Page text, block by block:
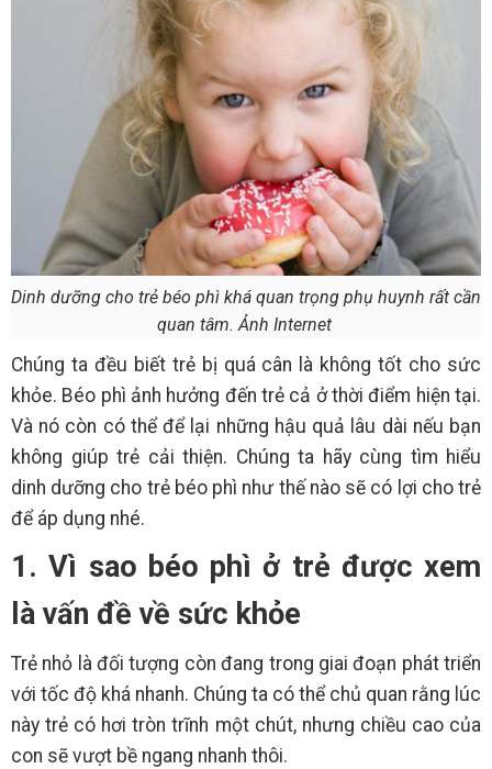
Dinh dưỡng cho trẻ béo phì khá quan trọng phụ huynh rất cần
quan tâm. Ảnh Internet
Chúng ta đều biết trẻ bị quá cân là không tốt cho sức
khỏe. Béo phì ảnh hưởng đến trẻ cả ở thời điểm hiện tại.
Và nó còn có thể để lại những hậu quả lâu dài nếu bạn
không giúp trẻ cải thiện. Chúng ta hãy cùng tìm hiểu
dinh dưỡng cho trẻ béo phì như thế nào sẽ có lợi cho trẻ
để áp dụng nhé.
1. Vì sao béo phì ở trẻ được xem
là vấn đề về sức khỏe
Trẻ nhỏ là đối tượng còn đang trong giai đoạn phát triển
với tốc độ khá nhanh. Chúng ta có thể chủ quan rằng lúc
này trẻ có hơi tròn trĩnh một chút, nhưng chiều cao của
con sẽ vượt bề ngang nhanh thôi.